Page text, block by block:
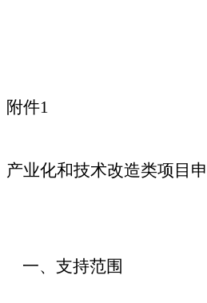
附件1
产业化和技术改造类项目
一、支持范围